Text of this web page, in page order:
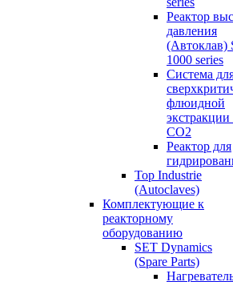
Реактор
давления
(Автоклав)
1000 series
Система
флюидной
экстракции
СО2
Реактор для
Top Industrie
(Autoclaves)
Комплектующие к
реакторному
оборудованию
SET Dynamics
(Spare Parts)